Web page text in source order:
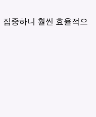
중하니 훨씬 효율적으